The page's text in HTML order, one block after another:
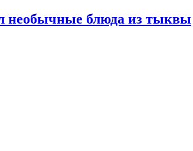
необычные блюда из тыквы